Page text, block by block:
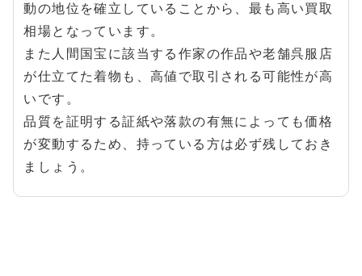
動の地位を確立していることから、最も高い買取
相場となっています。
また人間国宝に該当する作家の作品や老舗呉服店
が仕立てた着物も、高値で取引される可能性が高
いです。
品質を証明する証紙や落款の有無によっても価格
が変動するため、持っている方は必ず残しておき
ましょう。